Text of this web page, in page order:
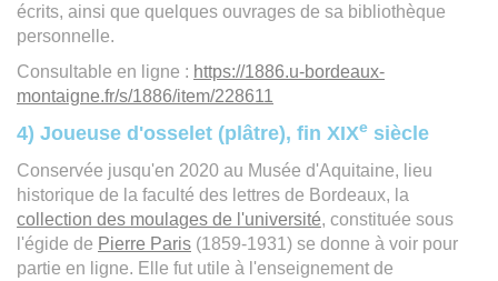
écrits, ainsi que quelques ouvrages de sa bibliothèque
personnelle.
Consultable en ligne : https://1886.u-bordeaux-
montaigne.fr/s/1886/item/228611
4) Joueuse d'osselet (plâtre), fin XIXe siècle
Conservée jusqu'en 2020 au Musée d'Aquitaine, lieu
historique de la faculté des lettres de Bordeaux, la
collection des moulages de l'université, constituée sous
l'égide de Pierre Paris (1859-1931) se donne à voir pour
partie en ligne. Elle fut utile à l'enseignement de